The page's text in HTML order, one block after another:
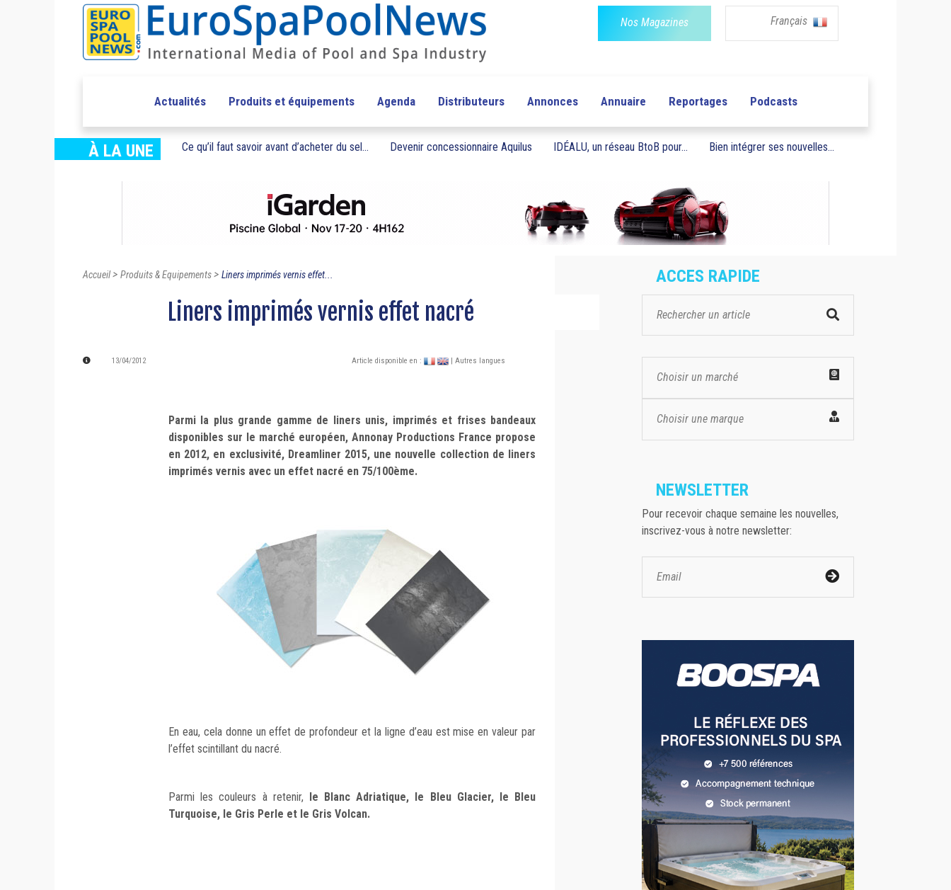
Nos Magazines Français
Actualités Produits et équipements Agenda Distributeurs Annonces Annuaire Reportages Podcasts
À LA UNE Ce qu’il faut savoir avant d’acheter du sel... Devenir concessionnaire Aquilus IDÉALU, un réseau BtoB pour... Bien intégrer ses nouvelles...
Accueil> Produits & Equipements> Liners imprimés vernis effet...
Liners imprimés vernis effet nacré
13/04/2012 Article disponible en : | Autres langues
Parmi la plus grande gamme de liners unis, imprimés et frises bandeaux
disponibles sur le marché européen, Annonay Productions France propose
en 2012, en exclusivité, Dreamliner 2015, une nouvelle collection de liners
imprimés vernis avec un effet nacré en 75/100ème.
En eau, cela donne un effet de profondeur et la ligne d’eau est mise en valeur par
l’effet scintillant du nacré.
Parmi les couleurs à retenir,
le Blanc Adriatique, le Bleu Glacier, le Bleu
Turquoise, le Gris Perle et le Gris Volcan.
ACCES RAPIDE
Choisir un marché
Choisir une marque
NEWSLETTER
Pour recevoir chaque semaine les nouvelles,
inscrivez-vous à notre newsletter: